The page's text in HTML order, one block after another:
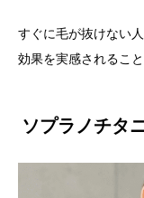
すぐに毛が抜けない
効果を実感されるこ
ソプラノチタ